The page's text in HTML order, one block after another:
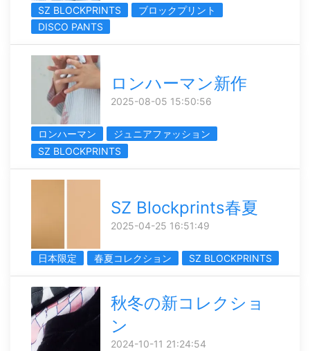
SZ BLOCKPRINTS
ブロックプリント
DISCO PANTS
ロンハーマン新作
2025-08-05 15:50:56
ロンハーマン
ジュニアファッション
SZ BLOCKPRINTS
SZ Blockprints春夏
2025-04-25 16:51:49
日本限定 春夏コレクション SZ BLOCKPRINTS
秋冬の新コレクショ
ン
2024-10-11 21:24:54